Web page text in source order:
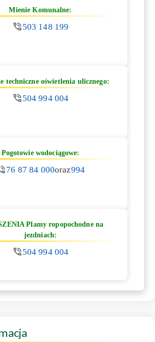
Mienie Komunalne:
503 148 199
techniczne oświetlenia ulicznego:
504 994 004
Pogotowie wodociągowe:
76 87 84 000oraz994
Plamy ropopochodne na
jezdniach:
504 994 004